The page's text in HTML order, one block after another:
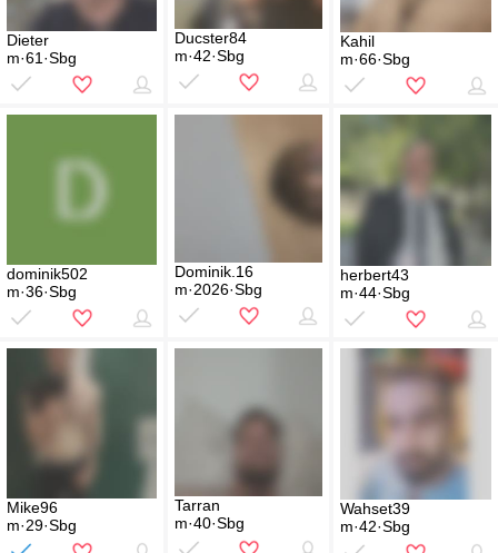
Dieter
m·61·Sbg
Ducster84
m·42·Sbg
Kahil
m·66·Sbg
dominik502
m·36·Sbg
Dominik.16
m·2026·Sbg
herbert43
m·44·Sbg
Mike96
m·29·Sbg
Tarran
m·40·Sbg
Wahset39
m·42·Sbg